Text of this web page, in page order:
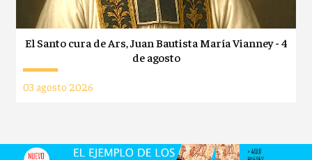
El Santo cura de Ars, Juan Bautista María Vianney - 4
de agosto
03 agosto 2026